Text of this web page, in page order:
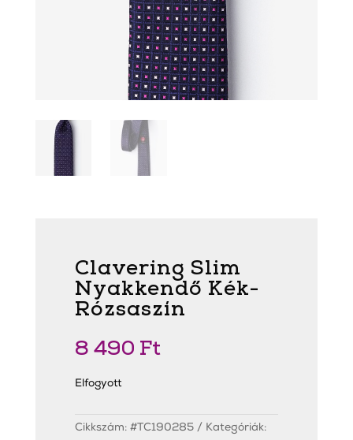
Clavering Slim
Nyakkendő Kék-
Rózsaszín
8 490 Ft
Elfogyott
Cikkszám: #TC190285
Kategóriák: